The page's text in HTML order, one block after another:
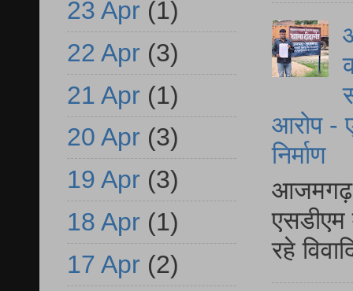
आरोप -
निर्माण
आजमगढ़
एसडीएम
रहे
23 Apr (1)
22 Apr (3)
21 Apr (1)
20 Apr (3)
19 Apr (3)
18 Apr (1)
17 Apr (2)